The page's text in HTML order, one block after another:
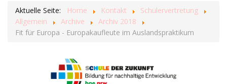
Aktuelle Seite: Home Kontakt
Schülervertretung
Allgemein
Archive
Archiv 2018
Fit für Europa - Europakaufleute im Auslandspraktikum